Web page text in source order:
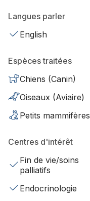
Langues parler
English
Espèces traitées
Chiens (Canin)
Oiseaux (Aviaire)
Petits mammifères
Centres d'intérêt
Fin de vie/soins
palliatifs
Endocrinologie